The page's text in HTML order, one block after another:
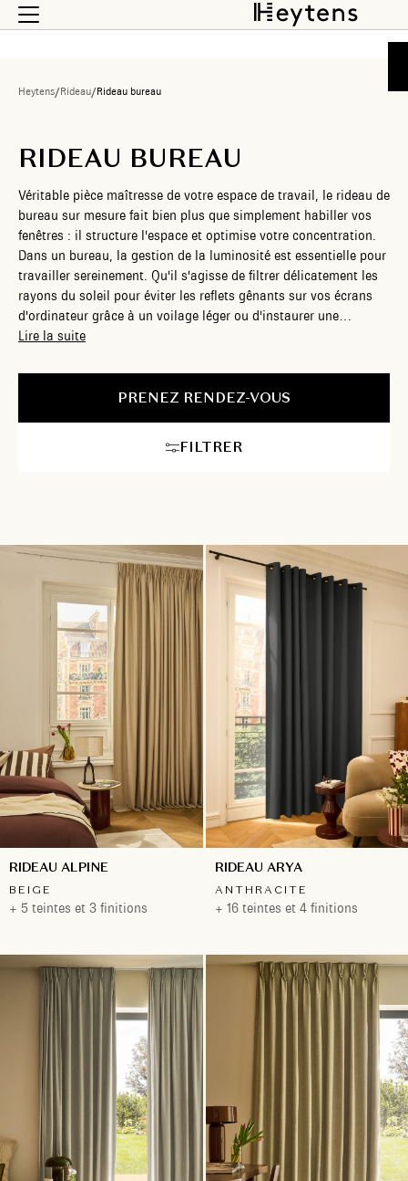
Heytens/Rideau/Rideau bureau
RIDEAU BUREAU
Véritable pièce maîtresse de votre espace de travail, le rideau de
bureau sur mesure fait bien plus que simplement habiller vos
fenêtres : il structure l'espace et optimise votre concentration.
Dans un bureau, la gestion de la luminosité est essentielle pour
travailler sereinement. Qu'il s'agisse de filtrer délicatement les
rayons du soleil pour éviter les reflets gênants sur vos écrans
d'ordinateur grâce à un voilage léger ou d'instaurer une
ambiance feutrée, le rideau s'adapte à votre rythme biologique
efficacement votre intimité des regards indiscrets extérieurs,
vous permettant de vous plonger pleinement dans vos tâches
indispensable. En optant pour un tissu épais ou un rideau
et bloquent la fraîcheur en été, allégeant par la même occasion
votre facture d'énergie. Chez Heytens, nos conseillers déco vous
accompagnent de A à Z dans votre projet : du conseil
personnalisé à domicile pour choisir le mécanisme et la matière
idéale (lin, velours ou tissu technique), jusqu'au métrage précis
et à la pose parfaite par notre service d'installation.
Lire la suite
PRENEZ RENDEZ-VOUS
FILTRER
RIDEAU ALPINE
BEIGE
+ 5 teintes et 3 finitions
RIDEAU ARYA
ANTHRACITE
+ 16 teintes et 4 finitions